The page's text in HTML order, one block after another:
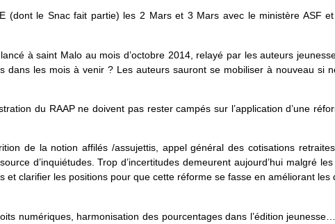
(dont le Snac fait partie) les 2 Mars et 3 Mars avec le ministère ASF
à saint Malo au mois d’octobre 2014, relayé par les auteurs
les mois à venir ? Les auteurs sauront se mobiliser à nouveau si
du RAAP ne doivent pas rester campés sur l’application d’une
de la notion affilés /assujettis, appel général des cotisations
d’inquiétudes. Trop d’incertitudes demeurent aujourd’hui malgré
et clarifier les positions pour que cette réforme se fasse en améliorant
numériques, harmonisation des pourcentages dans l’édition